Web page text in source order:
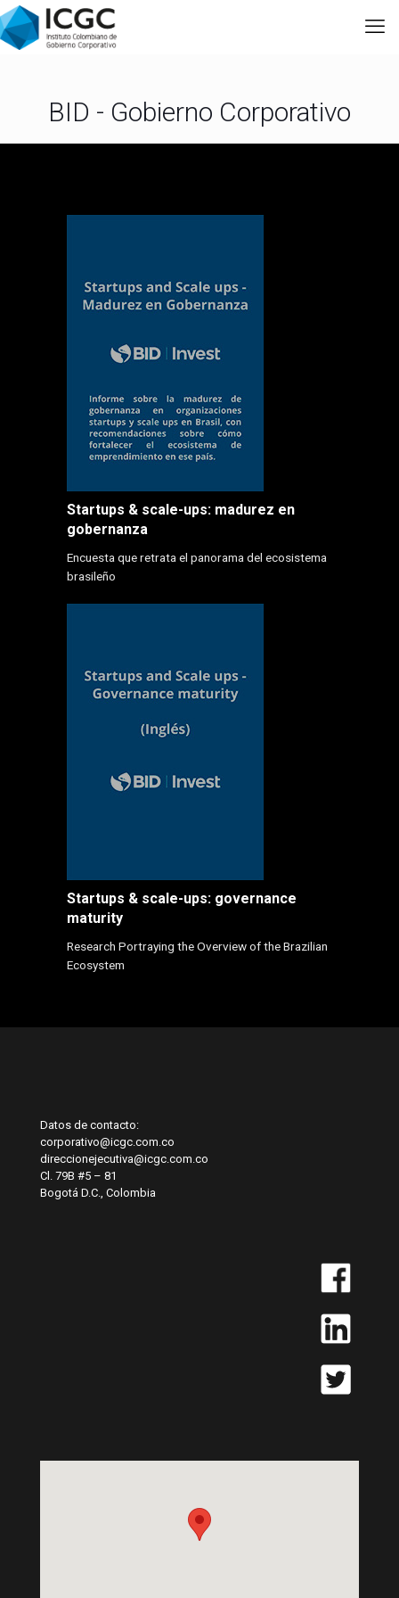
BID - Gobierno Corporativo
Startups & scale-ups: madurez en
gobernanza
Encuesta que retrata el panorama del ecosistema
brasileño
Startups & scale-ups: governance
maturity
Research Portraying the Overview of the Brazilian
Ecosystem
Datos de contacto:
corporativo@icgc.com.co
direccionejecutiva@icgc.com.co
Cl. 79B #5 – 81
Bogotá D.C., Colombia